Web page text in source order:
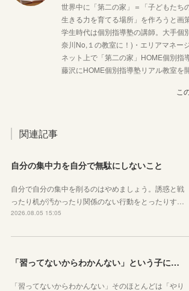
世界中に「第二の家」＝「子どもたち
生きる力を育てる場所」を作ろうと画
学生時代は個別指導塾の講師。大手個
奈川No,１の教室に！)・エリアマネー
ネット上で「第二の家」HOME個別指
藤沢にHOME個別指導塾リアル教室を開
こ
関連記事
自分の集中力を自分で無駄にしないこと
自分で自分の集中を削るのはやめましょう。誘惑と戦
ったり机が汚かったり関係のない行動をとったりす…
2026.08.05 15:05
「習ってないからわかんない」という子に伝えたい、勉強しようと思ったらその方法はいくらでもあるということ
「習ってないからわかんない」そのほとんどは「やり